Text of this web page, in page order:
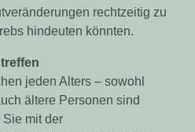
rechtzeitig zu
hindeuten könnten.
jeden Alters – sowohl
ältere Personen sind
mit der